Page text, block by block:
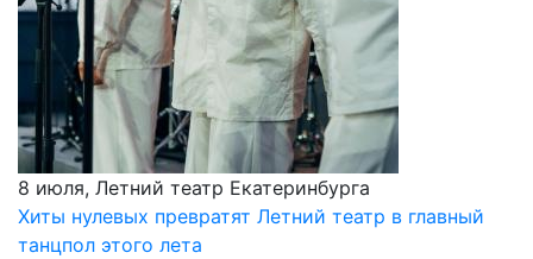
8 июля, Летний театр Екатеринбурга
Хиты нулевых превратят Летний театр в главный
танцпол этого лета